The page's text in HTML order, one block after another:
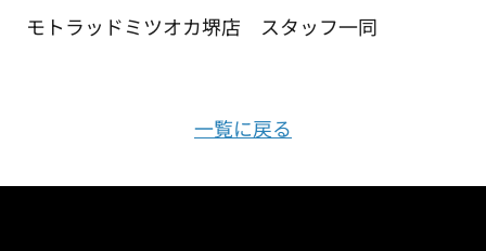
モトラッドミツオカ堺店 スタッフ一同
一覧に戻る